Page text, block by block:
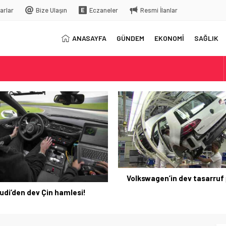
Bize Ulaşın Eczaneler Resmi İlanlar
ANASAYFA GÜNDEM EKONOMİ SAĞLIK
gelecek
dev tasarruf planı! Dış dikiz aynaların yerine